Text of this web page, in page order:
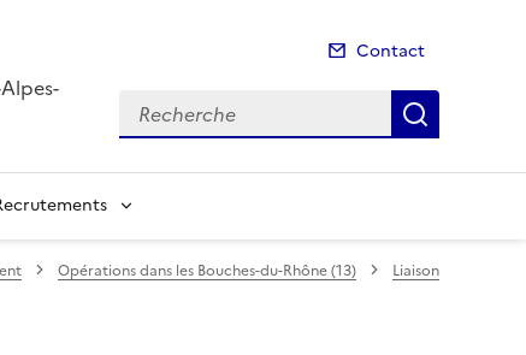
Contact
Recherche
Opérations dans les Bouches-du-Rhône (13)
Liaison